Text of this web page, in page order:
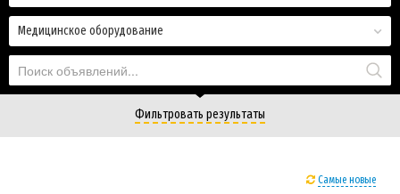
Медицинское оборудование
Фильтровать результаты
Самые новые